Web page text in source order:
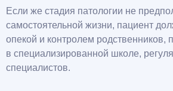
Если же стадия патологии не
самостоятельной жизни, пациент
опекой и контролем родственников,
в специализированной школе,
специалистов.